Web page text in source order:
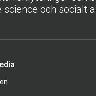
science och socialt